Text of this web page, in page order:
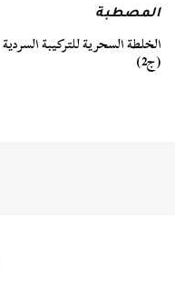
المصطبة
الخلطة السحرية للتركيبة السردية
(ج2)